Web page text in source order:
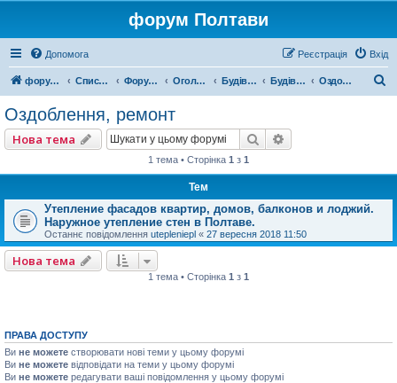
форум Полтави
Допомога Вхід
Реєстрація
форум Полтави Список форумів Форум міста Полтава Оголошення міста Полтава Будівництво Будівельні послуги Оздоблення, ремонт
Оздоблення, ремонт
Нова тема Пошук
1 тема • Сторінка 1 з 1
Тем
Утепление фасадов квартир, домов, балконов и лоджий.
Наружное утепление стен в Полтаве.
Останнє повідомлення utepleniepl « 27 вересня 2018 11:50
Нова тема
1 тема • Сторінка 1 з 1
ПРАВА ДОСТУПУ
Ви не можете створювати нові теми у цьому форумі
Ви не можете відповідати на теми у цьому форумі
Ви не можете редагувати ваші повідомлення у цьому форумі